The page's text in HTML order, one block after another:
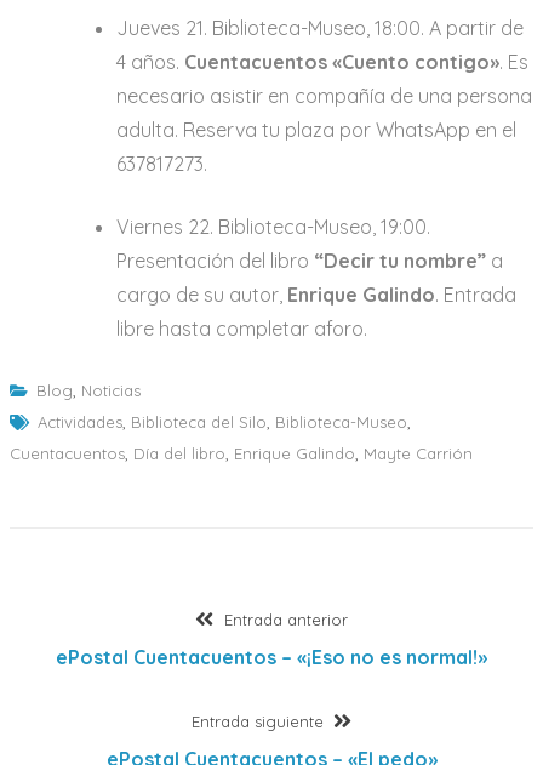
Jueves 21. Biblioteca-Museo, 18:00. A partir de
4 años. Cuentacuentos «Cuento contigo». Es
necesario asistir en compañía de una persona
adulta. Reserva tu plaza por WhatsApp en el
637817273.
Viernes 22. Biblioteca-Museo, 19:00.
Presentación del libro “Decir tu nombre” a
cargo de su autor, Enrique Galindo. Entrada
libre hasta completar aforo.
Blog Noticias
Actividades, Biblioteca del Silo Biblioteca-Museo
Cuentacuentos Día del libro Enrique Galindo Mayte Carrión
Entrada anteriorEntrada
anterior:
ePostal Cuentacuentos – «¡Eso no es normal!»
Entrada siguiente
Entrada
siguiente:
ePostal Cuentacuentos – «El pedo»